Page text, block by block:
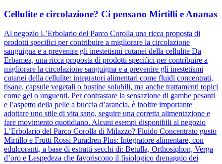
Cellulite e circolazione? Ci pensano Mirtilli e Ananas
Al negozio L’Erbolario del Parco Corolla una ricca proposta di
prodotti specifici per contribuire a migliorare la circolazione
sanguigna e a prevenire gli inestetismi cutanei della cellulite Da
Erbamea, una ricca proposta di prodotti specifici per contribuire a
migliorare la circolazione sanguigna e a prevenire gli inestetismi
cutanei della cellulite: integratori alimentari come fluidi concentrati,
tisane, capsule vegetali o bustine solubili, ma anche trattamenti topici
come gel o unguenti. Per contrastare la sensazione di gambe pesanti
e l’aspetto della pelle a buccia d’arancia, è inoltre importante
adottare uno stile di vita sano, seguire una corretta alimentazione e
fare movimento quotidiano. Alcuni esempi disponibili al negozio
L’Erbolario del Parco Corolla di Milazzo? Fluido Concentrato gusto
Mirtillo e Frutti Rossi Puradren Plus: Integratore alimentare, con
edulcoranti, a base di estratti secchi di: Betulla, Orthosiphon, Verga
d’oro e Lespedeza che favoriscono il fisiologico drenaggio dei